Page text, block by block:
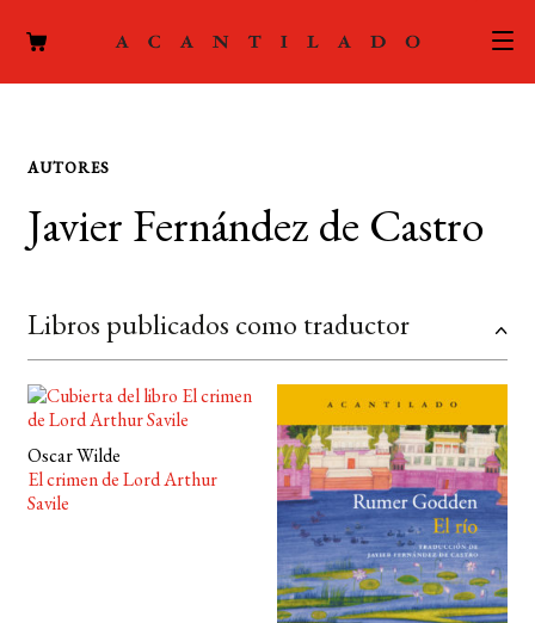
el
ACTUALIDAD
menú
hijo
FOREIGN RIGHTS
CONTACTO
MI CUENTA
BUSCAR
AUTORES
Javier Fernández de Castro
Libros publicados como traductor
Oscar Wilde
El crimen de Lord Arthur
Savile